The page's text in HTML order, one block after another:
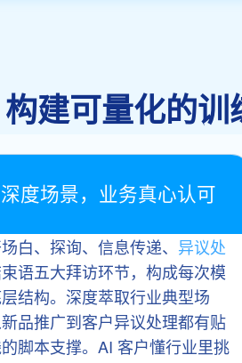
建可量化的训
度场景，业务真心认可
白、探询、信息传递、 异议处
语五大拜访环节，构成每次模
结构。深度萃取行业典型场
品推广到客户异议处理都有贴
脚本支撑。AI 客户懂行业里挑